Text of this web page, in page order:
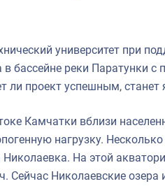
университет при
в бассейне реки Паратунки
ли проект успешным, станет
Камчатки вблизи
нагрузку.
На этой
Сейчас Николаевские озера